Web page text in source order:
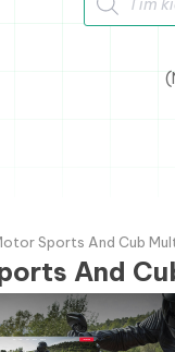
Sports And Cub
And